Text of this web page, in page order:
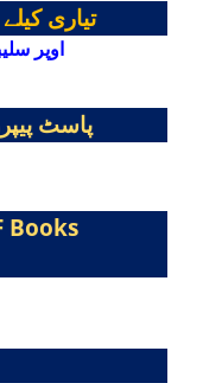
تیاری
اوپر
پاسٹ
Books